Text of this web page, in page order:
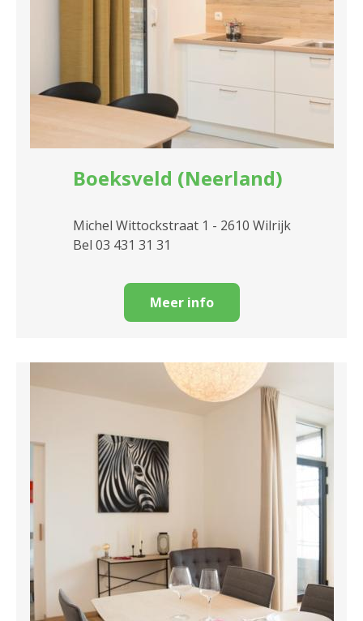
Boeksveld (Neerland)
Michel Wittockstraat 1 - 2610 Wilrijk
Bel 03 431 31 31
Meer info